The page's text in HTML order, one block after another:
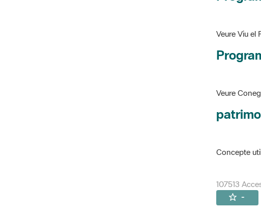
Veure Viu el
Veure
Concepte
107513
-